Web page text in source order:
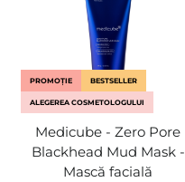
PROMOȚIE BESTSELLER
ALEGEREA COSMETOLOGULUI
Medicube - Zero Pore
Blackhead Mud Mask -
Mască facială